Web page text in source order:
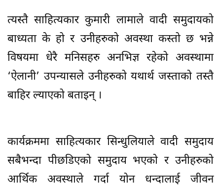
त्यस्तै साहित्यकार कुमारी लामाले वादी समुदायको
बाध्यता के हो र उनीहरुको अवस्था कस्तो छ भन्ने
विषयमा धेरै मनिसहरु अनभिज्ञ रहेको अवस्थामा
‘ऐलानी’ उपन्यासले उनीहरुको यथार्थ जस्ताको तस्तै
बाहिर ल्याएको बताइन् ।
कार्यक्रममा साहित्यकार सिन्धुलियाले वादी समुदाय
सबैभन्दा पीछडिएको समुदाय भएको र उनीहरुको
आर्थिक अवस्थाले गर्दा योन धन्दालाई जीवन